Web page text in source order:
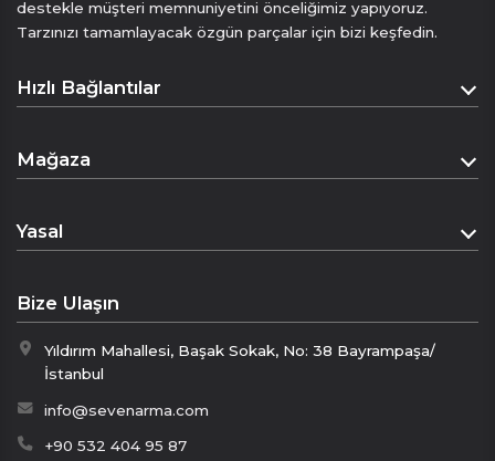
destekle müşteri memnuniyetini önceliğimiz yapıyoruz.
Tarzınızı tamamlayacak özgün parçalar için bizi keşfedin.
Hızlı Bağlantılar
Hakkımızda
Mağaza
Sepet
Yasal
Gizlilik Politikası
İptal & İade Politikası
Bize Ulaşın
Yıldırım Mahallesi, Başak Sokak, No: 38 Bayrampaşa/
İstanbul
info@sevenarma.com
+90 532 404 95 87